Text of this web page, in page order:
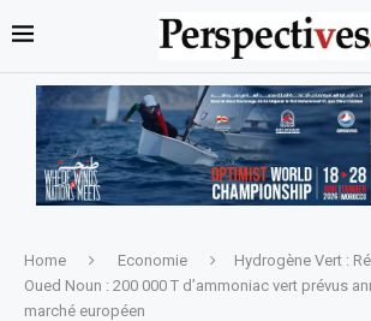
Home Economie
Hydrogène Vert :
Oued Noun : 200 000 T d’ammoniac vert prévus
marché européen